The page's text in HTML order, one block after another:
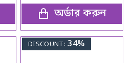
অর্ডার করুন
DISCOUNT: 34%